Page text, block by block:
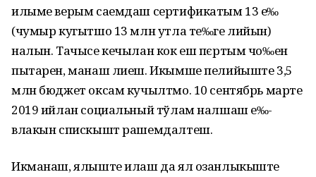
илыме верым саемдаш сертификатым 13 е‰
(чумыр кугытшо 13 млн утла те‰ге лийын)
налын. Тачысе кечылан кок еш пєртым чо‰ен
пытарен, манаш лиеш. Икымше пелийыште 3,5
млн бюджет оксам кучылтмо. 10 сентябрь марте
2019 ийлан социальный тўлам налшаш е‰-
влакын спискышт рашемдалтеш.
Икманаш, ялыште илаш да ял озанлыкыште